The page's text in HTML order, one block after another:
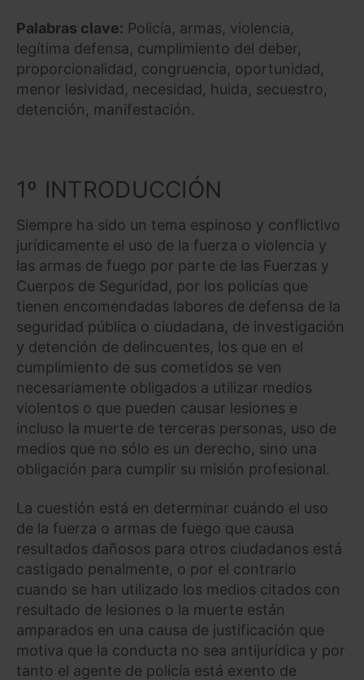
Palabras clave: Policía, armas, violencia,
legítima defensa, cumplimiento del deber,
proporcionalidad, congruencia, oportunidad,
menor lesividad, necesidad, huida, secuestro,
detención, manifestación.
1º INTRODUCCIÓN
Siempre ha sido un tema espinoso y conflictivo
jurídicamente el uso de la fuerza o violencia y
las armas de fuego por parte de las Fuerzas y
Cuerpos de Seguridad, por los policías que
tienen encomendadas labores de defensa de la
seguridad pública o ciudadana, de investigación
y detención de delincuentes, los que en el
cumplimiento de sus cometidos se ven
necesariamente obligados a utilizar medios
violentos o que pueden causar lesiones e
incluso la muerte de terceras personas, uso de
medios que no sólo es un derecho, sino una
obligación para cumplir su misión profesional.
La cuestión está en determinar cuándo el uso
de la fuerza o armas de fuego que causa
resultados dañosos para otros ciudadanos está
castigado penalmente, o por el contrario
cuando se han utilizado los medios citados con
resultado de lesiones o la muerte están
amparados en una causa de justificación que
motiva que la conducta no sea antijurídica y por
tanto el agente de policía está exento de